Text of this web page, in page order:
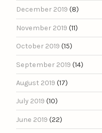
December 2019 (8)
November 2019 (11)
October 2019 (15)
September 2019 (14)
August 2019 (17)
July 2019 (10)
June 2019 (22)